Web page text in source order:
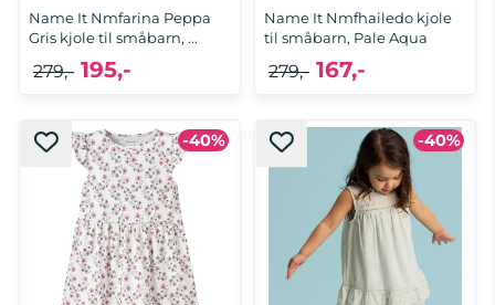
Name It Nmfarina Peppa
Gris kjole til småbarn, ...
92, 98, 104, 110, 116
195,-
279,-
Name It Nmfhailedo kjole
til småbarn, Pale Aqua
92, 98, 104, 110, 116, 122, 128
167,-
279,-
-40% -40%